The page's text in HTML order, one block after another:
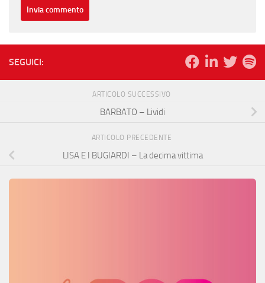
SEGUICI:
ARTICOLO SUCCESSIVO
BARBATO – Lividi
ARTICOLO PRECEDENTE
LISA E I BUGIARDI – La decima vittima